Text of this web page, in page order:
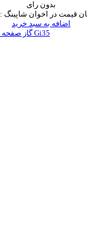
بدون رای
قیمت در اخوان شاپینگ :
اضافه به سبد خرید